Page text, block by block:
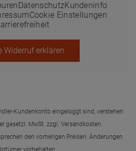
DatenschutzKundeninfo
Cookie Einstellungen
Widerruf erklären
Kundenkonto eingeloggt sind, verstehen
gesetzl. MwSt. zzgl. Versandkosten.
den vorherigen Preisen. Änderungen